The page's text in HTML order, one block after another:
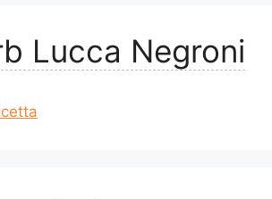
Lucca Negroni